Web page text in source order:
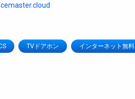
TVドアホン インターネット無料